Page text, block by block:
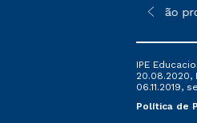
sofrer alterações nos
*A condição
IPE
20.08.2020,
06.11.2019,
Política de